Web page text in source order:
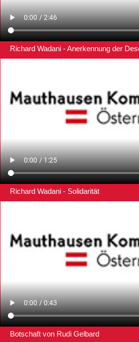
Richard Wadani - Anerkennung der
Richard Wadani - Solidarität
Botschaft von Rudi Gelbard